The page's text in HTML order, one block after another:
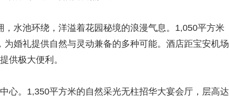
水池环绕，洋溢着花园秘境的浪漫气息。1,050平方米
婚礼提供自然与灵动兼备的多种可能。酒店距宝安机场
供极大便利。
心。1,350平方米的自然采光无柱招华大宴会厅，层高达